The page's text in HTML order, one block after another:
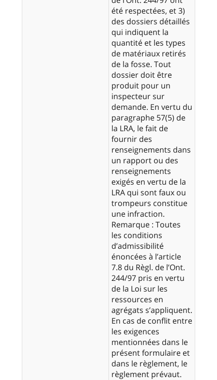
été respectées, et 3)
des dossiers détaillés
qui indiquent la
quantité et les types
de matériaux retirés
de la fosse. Tout
dossier doit être
produit pour un
inspecteur sur
demande. En vertu du
paragraphe 57(5) de
la LRA, le fait de
fournir des
renseignements dans
un rapport ou des
renseignements
exigés en vertu de la
LRA qui sont faux ou
trompeurs constitue
une infraction.
Remarque : Toutes
les conditions
d’admissibilité
énoncées à l’article
7.8 du Règl. de l’Ont.
244/97 pris en vertu
de la Loi sur les
ressources en
agrégats s’appliquent.
En cas de conflit entre
les exigences
mentionnées dans le
présent formulaire et
dans le règlement, le
règlement prévaut.